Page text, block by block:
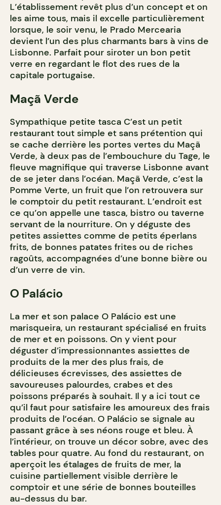
L’établissement revêt plus d’un concept et on
les aime tous, mais il excelle particulièrement
lorsque, le soir venu, le Prado Mercearia
devient l’un des plus charmants bars à vins de
Lisbonne. Parfait pour siroter un bon petit
verre en regardant le flot des rues de la
capitale portugaise.
Maçã Verde
Sympathique petite tasca C’est un petit
restaurant tout simple et sans prétention qui
se cache derrière les portes vertes du Maçã
Verde, à deux pas de l’embouchure du Tage, le
fleuve magnifique qui traverse Lisbonne avant
de se jeter dans l’océan. Maçã Verde, c’est la
Pomme Verte, un fruit que l’on retrouvera sur
le comptoir du petit restaurant. L’endroit est
ce qu’on appelle une tasca, bistro ou taverne
servant de la nourriture. On y déguste des
petites assiettes comme de petits éperlans
frits, de bonnes patates frites ou de riches
ragoûts, accompagnées d’une bonne bière ou
d’un verre de vin.
O Palácio
La mer et son palace O Palácio est une
marisqueira, un restaurant spécialisé en fruits
de mer et en poissons. On y vient pour
déguster d’impressionnantes assiettes de
produits de la mer des plus frais, de
délicieuses écrevisses, des assiettes de
savoureuses palourdes, crabes et des
poissons préparés à souhait. Il y a ici tout ce
qu’il faut pour satisfaire les amoureux des frais
produits de l’océan. O Palácio se signale au
passant grâce à ses néons rouge et bleu. À
l’intérieur, on trouve un décor sobre, avec des
tables pour quatre. Au fond du restaurant, on
aperçoit les étalages de fruits de mer, la
cuisine partiellement visible derrière le
comptoir et une série de bonnes bouteilles
au-dessus du bar.